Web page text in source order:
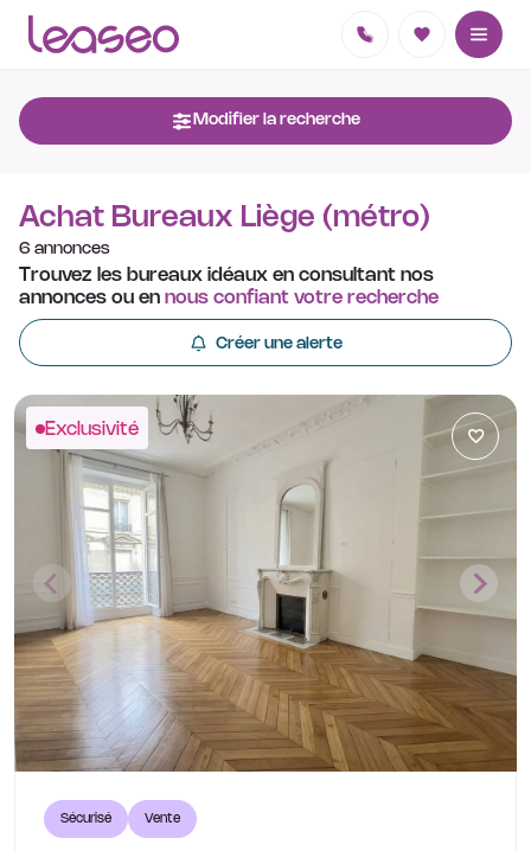
Modifier la recherche
Achat Bureaux Liège (métro)
6 annonces
Trouvez les bureaux idéaux en consultant nos
annonces ou en nous confiant votre recherche
Créer une alerte
Exclusivité
Sécurisé Vente